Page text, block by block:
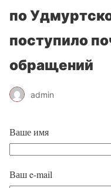
по
поступило
обращений
admin
Ваше имя
Ваш e-mail